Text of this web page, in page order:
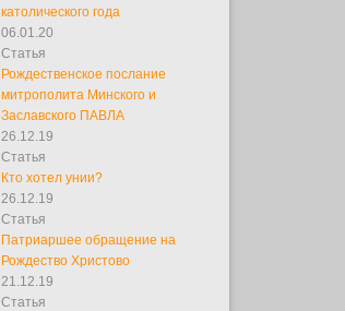
католического года
06.01.20
Статья
Рождественское послание
митрополита Минского и
Заславского ПАВЛА
26.12.19
Статья
Кто хотел унии?
26.12.19
Статья
Патриаршее обращение на
Рождество Христово
21.12.19
Статья